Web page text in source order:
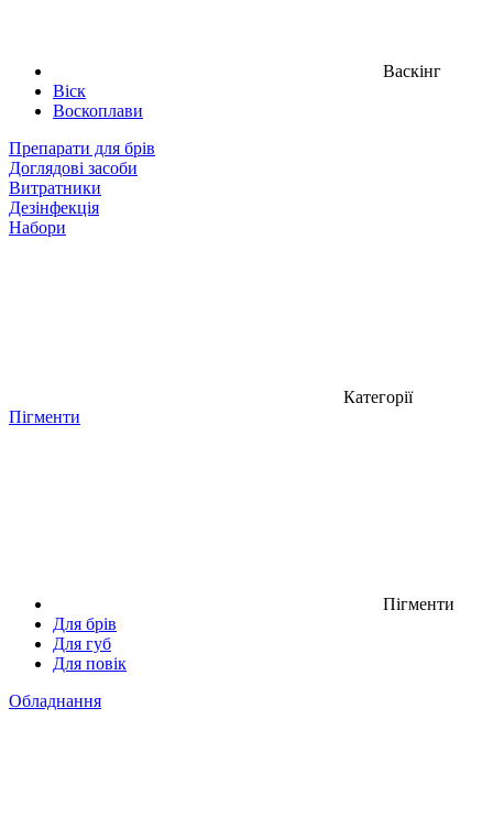
Васкінг
Віск
Воскоплави
Препарати для брів
Доглядові засоби
Витратники
Дезінфекція
Набори
Категорії
Пігменти
Пігменти
Для брів
Для губ
Для повік
Обладнання